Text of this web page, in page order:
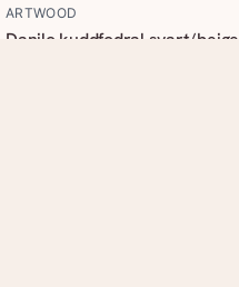
-20%
ARTWOOD
Danilo kuddfodral svart/beige